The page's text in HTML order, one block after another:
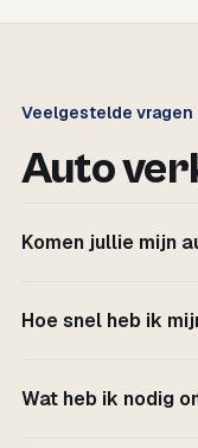
Veelgestelde vragen
Auto
Komen jullie mijn
Hoe snel heb ik
Wat heb ik nodig